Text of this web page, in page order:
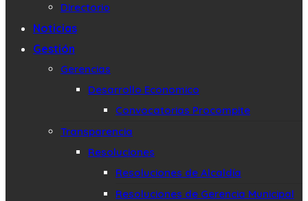
Directorio
Noticias
Gestión
Gerencias
Desarrollo Economico
Convocatorias Procompite
Transparencia
Resoluciones
Resoluciones de Alcaldía
Resoluciones de Gerencia Municipal